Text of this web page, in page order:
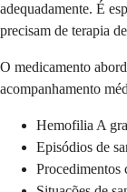
adequadamente. É
precisam de terapia
O medicamento
acompanhamento
Hemofilia A
Episódios de
Procedimentos